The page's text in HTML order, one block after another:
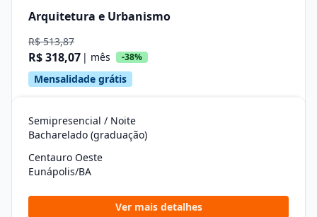
Arquitetura e Urbanismo
R$ 513,87
R$ 318,07 | mês -38%
Mensalidade grátis
Semipresencial / Noite
Bacharelado (graduação)
Centauro Oeste
Eunápolis/BA
Ver mais detalhes